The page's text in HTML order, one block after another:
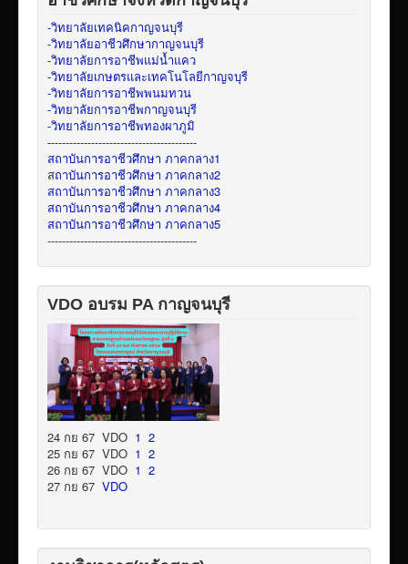
-วิทยาลัยเทคนิคกาญจนบุรี
-วิทยาลัยอาชีวศึกษากาญจนบุรี
-วิทยาลัยการอาชีพแม่น้ำแคว
-วิทยาลัยเกษตรและเทคโนโลยีกาญจบุรี
-วิทยาลัยการอาชีพพนมทวน
-วิทยาลัยการอาชีพกาญจนบุรี
-วิทยาลัยการอาชีพทองผาภูมิ
-----------------------------------------
สถาบันการอาชีวศึกษา ภาคกลาง1
สถาบันการอาชีวศึกษา ภาคกลาง2
สถาบันการอาชีวศึกษา ภาคกลาง3
สถาบันการอาชีวศึกษา ภาคกลาง4
สถาบันการอาชีวศึกษา ภาคกลาง5
-----------------------------------------
VDO อบรม PA กาญจนบุรี
24 กย 67 VDO 1 2
25 กย 67 VDO 1 2
26 กย 67 VDO 1 2
27 กย 67 VDO